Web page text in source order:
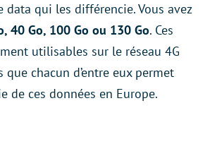
data qui les différencie. Vous avez
40 Go, 100 Go ou 130 Go. Ces
utilisables sur le réseau 4G
que chacun d’entre eux permet
de ces données en Europe.